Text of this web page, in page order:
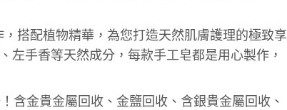
，搭配植物精華，為您打造天然肌膚護理的極致享
左手香等天然成分，每款手工皂都是用心製作，
含金貴金屬回收、金鹽回收、含銀貴金屬回收、